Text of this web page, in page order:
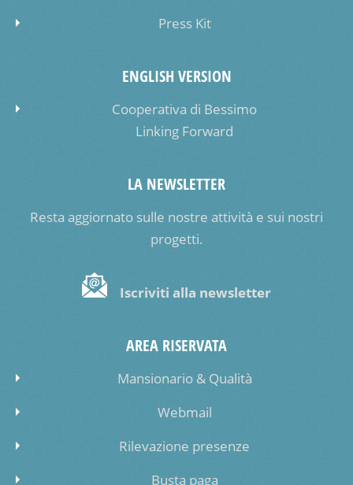
Press Kit
ENGLISH VERSION
Cooperativa di Bessimo
Linking Forward
LA NEWSLETTER
Resta aggiornato sulle nostre attività e sui nostri
progetti.
Iscriviti alla newsletter
AREA RISERVATA
Mansionario & Qualità
Webmail
Rilevazione presenze
Busta paga